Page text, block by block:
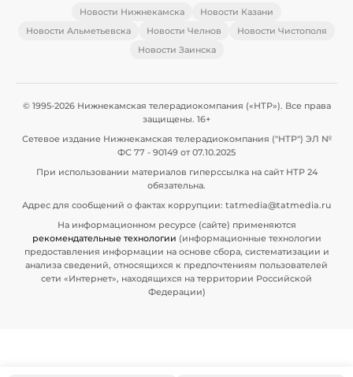
Новости Нижнекамска
Новости Казани
Новости Альметьевска
Новости Челнов
Новости Чистополя
Новости Заинска
© 1995-2026 Нижнекамская телерадиокомпания («НТР»). Все права
защищены. 16+
Сетевое издание Нижнекамская телерадиокомпания ("НТР") ЭЛ №
ФС 77 - 90149 от 07.10.2025
При использовании материалов гиперссылка на сайт НТР 24
обязательна.
Адрес для сообщений о фактах коррупции: tatmedia@tatmedia.ru
На информационном ресурсе (сайте) применяются
рекомендательные технологии (информационные технологии
предоставления информации на основе сбора, систематизации и
анализа сведений, относящихся к предпочтениям пользователей
сети «Интернет», находящихся на территории Российской
Федерации)